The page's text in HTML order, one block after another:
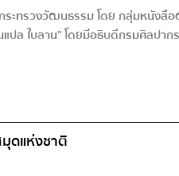
รวงวัฒนธรรม โดย กลุ่มหนังสื
ล ใบลาน" โดยมีอธิบดีกรมศิลป
ดแห่งชาติ